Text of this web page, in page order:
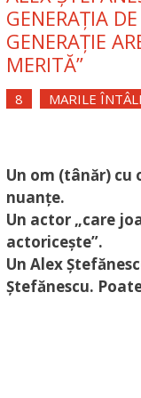
GENERAȚIA
GENERAȚIE
MERITĂ”
8 MARILE
Un om (tânăr) cu
nuanțe.
Un actor „care
actoricește”.
Un Alex
Ștefănescu.